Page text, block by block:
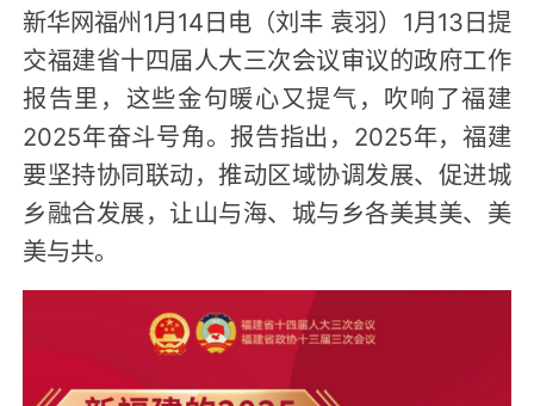
新华网福州1月14日电（刘丰 袁羽）1月13日提
交福建省十四届人大三次会议审议的政府工作
报告里，这些金句暖心又提气，吹响了福建
2025年奋斗号角。报告指出，2025年，福建
要坚持协同联动，推动区域协调发展、促进城
乡融合发展，让山与海、城与乡各美其美、美
美与共。